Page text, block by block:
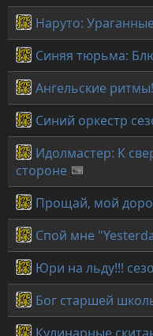
Наруто:
Синяя тюрьма:
Ангельские
Синий оркестр
Идолмастер: К
стороне
Прощай, мой
Спой мне
Юри на льду!!!
Бог старшей